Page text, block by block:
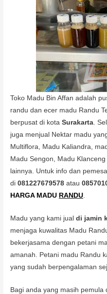
Toko Madu Bin Affan adalah
randu dan ecer madu Randu
berpusat di kotaSurakarta.
juga menjual Nektar madu
Multiflora, Madu Kaliandra,
Madu Sengon, Madu
lainnya. Untuk info dan
di081227679578atau
HARGA MADU RANDU.
Madu yang kami jualdi jamin
menjaga kuwalitas Madu
bekerjasama dengan petani
amanah. Petani madu Randu
yang sudah berpengalaman
Bagi anda yang masih